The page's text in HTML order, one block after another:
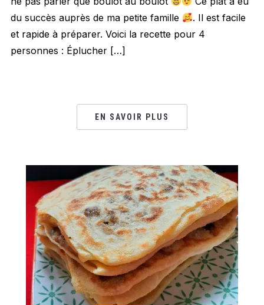
du succès auprès de ma petite famille
. Il est facile
et rapide à préparer. Voici la recette pour 4
personnes : Éplucher […]
EN SAVOIR PLUS